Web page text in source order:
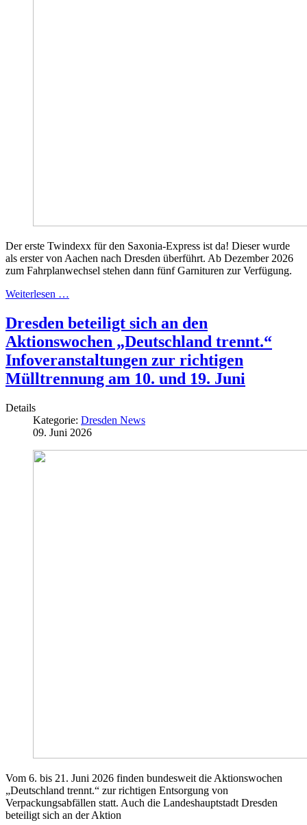
Der erste Twindexx für den Saxonia-Express ist da! Dieser wurde
als erster von Aachen nach Dresden überführt. Ab Dezember 2026
zum Fahrplanwechsel stehen dann fünf Garnituren zur Verfügung.
Weiterlesen …
Dresden beteiligt sich an den
Aktionswochen „Deutschland trennt.“
Infoveranstaltungen zur richtigen
Mülltrennung am 10. und 19. Juni
Details
Kategorie: Dresden News
09. Juni 2026
Vom 6. bis 21. Juni 2026 finden bundesweit die Aktionswochen
„Deutschland trennt.“ zur richtigen Entsorgung von
Verpackungsabfällen statt. Auch die Landeshauptstadt Dresden
beteiligt sich an der Aktion